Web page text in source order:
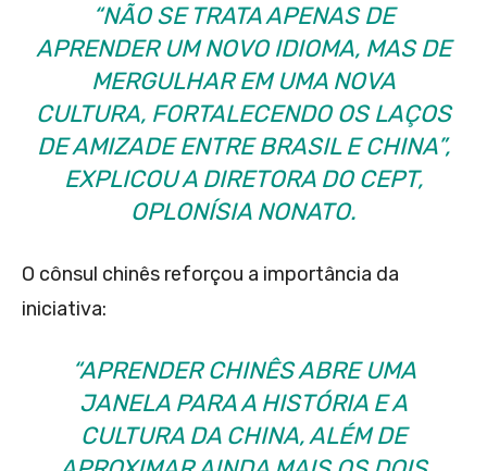
“NÃO SE TRATA APENAS DE
APRENDER UM NOVO IDIOMA, MAS DE
MERGULHAR EM UMA NOVA
CULTURA, FORTALECENDO OS LAÇOS
DE AMIZADE ENTRE BRASIL E CHINA”,
EXPLICOU A DIRETORA DO CEPT,
OPLONÍSIA NONATO.
O cônsul chinês reforçou a importância da
iniciativa:
“APRENDER CHINÊS ABRE UMA
JANELA PARA A HISTÓRIA E A
CULTURA DA CHINA, ALÉM DE